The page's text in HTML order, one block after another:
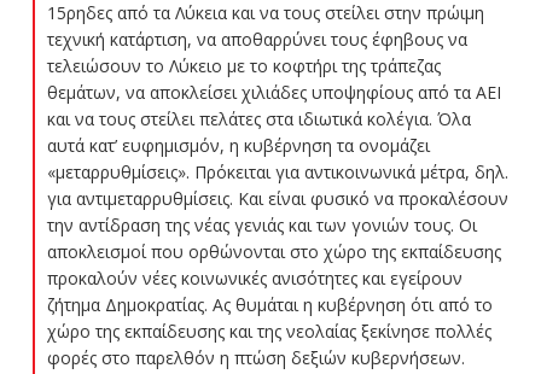
15ρηδες από τα Λύκεια και να τους στείλει στην πρώιμη
τεχνική κατάρτιση, να αποθαρρύνει τους έφηβους να
τελειώσουν το Λύκειο με το κοφτήρι της τράπεζας
θεμάτων, να αποκλείσει χιλιάδες υποψηφίους από τα ΑΕΙ
και να τους στείλει πελάτες στα ιδιωτικά κολέγια. Όλα
αυτά κατ’ ευφημισμόν, η κυβέρνηση τα ονομάζει
«μεταρρυθμίσεις». Πρόκειται για αντικοινωνικά μέτρα, δηλ.
για αντιμεταρρυθμίσεις. Και είναι φυσικό να προκαλέσουν
την αντίδραση της νέας γενιάς και των γονιών τους. Οι
αποκλεισμοί που ορθώνονται στο χώρο της εκπαίδευσης
προκαλούν νέες κοινωνικές ανισότητες και εγείρουν
ζήτημα Δημοκρατίας. Ας θυμάται η κυβέρνηση ότι από το
χώρο της εκπαίδευσης και της νεολαίας ξεκίνησε πολλές
φορές στο παρελθόν η πτώση δεξιών κυβερνήσεων.